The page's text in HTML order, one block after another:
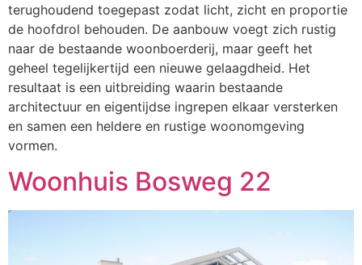
terughoudend toegepast zodat licht, zicht en proportie
de hoofdrol behouden. De aanbouw voegt zich rustig
naar de bestaande woonboerderij, maar geeft het
geheel tegelijkertijd een nieuwe gelaagdheid. Het
resultaat is een uitbreiding waarin bestaande
architectuur en eigentijdse ingrepen elkaar versterken
en samen een heldere en rustige woonomgeving
vormen.
Woonhuis Bosweg 22